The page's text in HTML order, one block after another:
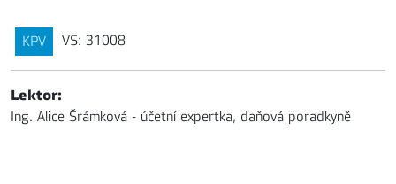
KPV VS: 31008
Lektor:
Ing. Alice Šrámková - účetní expertka, daňová poradkyně